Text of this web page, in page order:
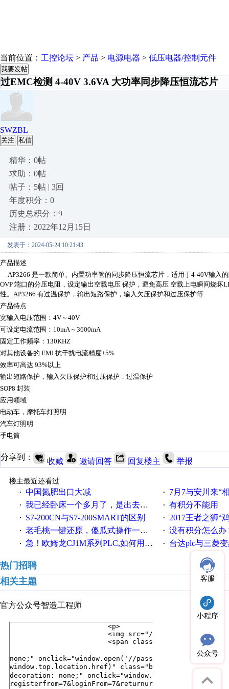
当前位置： 工控论坛 > 产品 > 电源电器 > 低压电器/控制元件
我要发帖
过EMC检测 4-40V 3.6VA 大功率同步降压恒流芯片
SWZBL
关注 私信
精华：0帖
求助：0帖
帖子：5帖 | 3回
年度积分：0
历史总积分：9
注册：2022年12月15日
发表于：2024-05-24 10:21:43
产品描述
AP3266 是一款简单、内置功率管的同步降压恒流芯片，适用于4-40V输入
OVP 端口的分压电阻，设定输出空载电压 保护，避免高压 空载上电瞬间烧
性。AP3266 有过温保护，输出短路保护，输入欠压保护和过压保护等
产品特点
宽输入电压范围： 4V～40V
可设定电流范围： 10mA～3600mA
固定工作频率： 130KHZ
对其他设备的 EMI 抗干扰电流精度±5%
效率可高达 93%以上
输出短路保护，输入欠压保护和过压保护，过温保护
SOP8 封装
应用领域
电动车，摩托车灯照明
汽车灯照明
手电筒
分享到： 收藏 邀请回答 回复楼主 举报
楼主最近还看过
· 中国氮肥出口大减 · 7月7与安川来“
· 我已经卧床一个多月了，是出去安装机械手在高速遭遇车祸所致:大家工作都要特别注意啊 · 有积分不能用
· S7-200CN与S7-200SMART的区别 · 2017王者之狮“鸡”情签到
· 老毛桃一键还原，傻瓜式操作一键轻松备份还原；程序为向导式安装，一键即可实现自动备份或还原系统。 · 没有积分怎么办
· 急！欧姆龙CJ1M系列PLC,如何用时间控制变频器。要求时间在组态王中可以自由输入！拜托各位大神了！ · 台达plc与三菱
热门招聘
相关主题
官方公众号智造工程师
客服
小程序
公众号